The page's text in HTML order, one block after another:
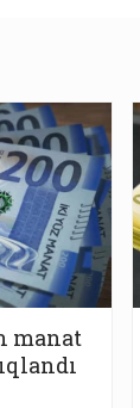
manat